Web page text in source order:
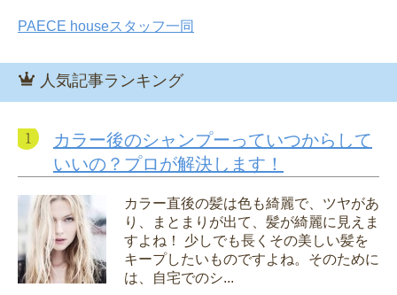
PAECE houseスタッフ一同
人気記事ランキング
カラー後のシャンプーっていつからして
いいの？プロが解決します！
カラー直後の髪は色も綺麗で、ツヤがあ
り、まとまりが出て、髪が綺麗に見えま
すよね！ 少しでも長くその美しい髪を
キープしたいものですよね。そのために
は、自宅でのシ...